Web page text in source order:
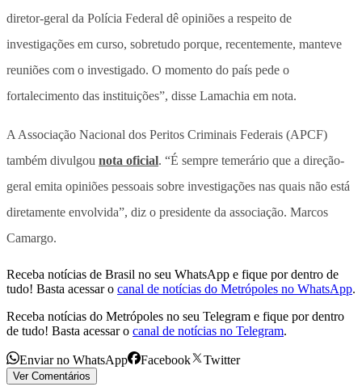
diretor-geral da Polícia Federal dê opiniões a respeito de
investigações em curso, sobretudo porque, recentemente, manteve
reuniões com o investigado. O momento do país pede o
fortalecimento das instituições”, disse Lamachia em nota.
A Associação Nacional dos Peritos Criminais Federais (APCF)
também divulgou nota oficial. “É sempre temerário que a direção-
geral emita opiniões pessoais sobre investigações nas quais não está
diretamente envolvida”, diz o presidente da associação. Marcos
Camargo.
Receba notícias de Brasil no seu WhatsApp e fique por dentro de
tudo! Basta acessar o canal de notícias do Metrópoles no WhatsApp.
Receba notícias do Metrópoles no seu Telegram e fique por dentro
de tudo! Basta acessar o canal de notícias no Telegram.
Enviar no WhatsApp Facebook Twitter
Ver Comentários